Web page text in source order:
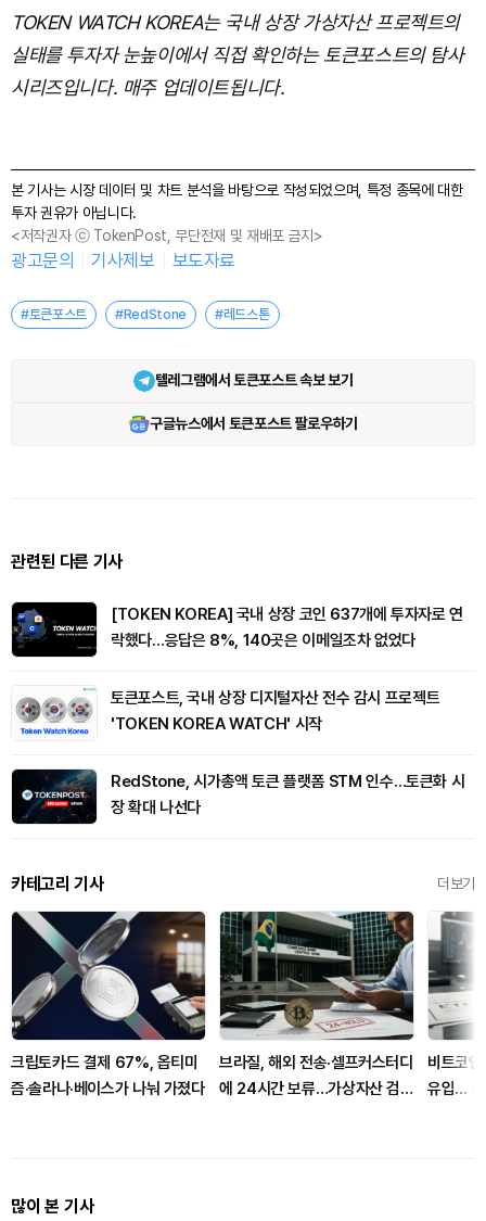
TOKEN WATCH KOREA는 국내 상장 가상자산 프로젝트의
실태를 투자자 눈높이에서 직접 확인하는 토큰포스트의 탐사
시리즈입니다. 매주 업데이트됩니다.
본 기사는 시장 데이터 및 차트 분석을 바탕으로 작성되었으며, 특정 종목에 대한
투자 권유가 아닙니다.
<저작권자 ⓒ TokenPost, 무단전재 및 재배포 금지>
광고문의 기사제보 보도자료
#토큰포스트 #RedStone #레드스톤
텔레그램에서 토큰포스트 속보 보기
구글뉴스에서 토큰포스트 팔로우하기
관련된 다른 기사
[TOKEN KOREA] 국내 상장 코인 637개에 투자자로 연
락했다…응답은 8%, 140곳은 이메일조차 없었다
토큰포스트, 국내 상장 디지털자산 전수 감시 프로젝트
'TOKEN KOREA WATCH' 시작
RedStone, 시가총액 토큰 플랫폼 STM 인수…토큰화 시
장 확대 나선다
카테고리 기사 더보기
크립토카드 결제 67%, 옵티미
즘·솔라나·베이스가 나눠 가졌다
브라질, 해외 전송·셀프커스터디
에 24시간 보류…가상자산 검증
비트코
유입… 셀
많이 본 기사